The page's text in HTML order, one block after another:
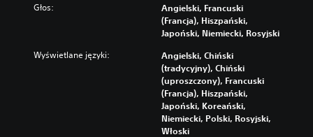
Głos:
Angielski, Francuski
(Francja), Hiszpański,
Japoński, Niemiecki, Rosyjski
Wyświetlane języki:
Angielski, Chiński
(tradycyjny), Chiński
(uproszczony), Francuski
(Francja), Hiszpański,
Japoński, Koreański,
Niemiecki, Polski, Rosyjski,
Włoski